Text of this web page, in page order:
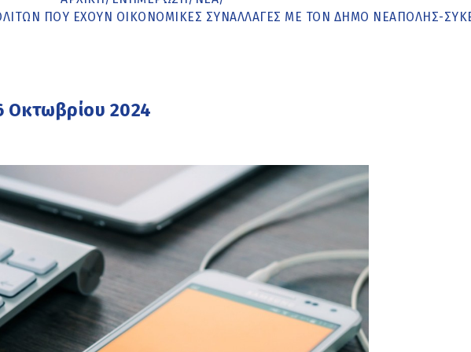
ΠΟΥ ΈΧΟΥΝ ΟΙΚΟΝΟΜΙΚΈΣ ΣΥΝΑΛΛΑΓΈΣ ΜΕ ΤΟΝ ΔΉΜΟ ΝΕΆΠΟΛΗΣ-
Οκτωβρίου 2024